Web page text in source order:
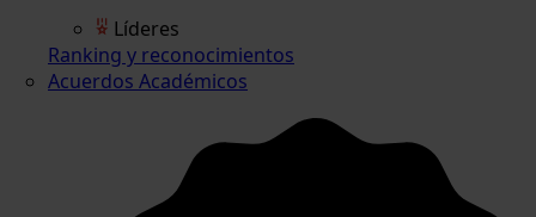
Líderes
Ranking y reconocimientos
Acuerdos Académicos